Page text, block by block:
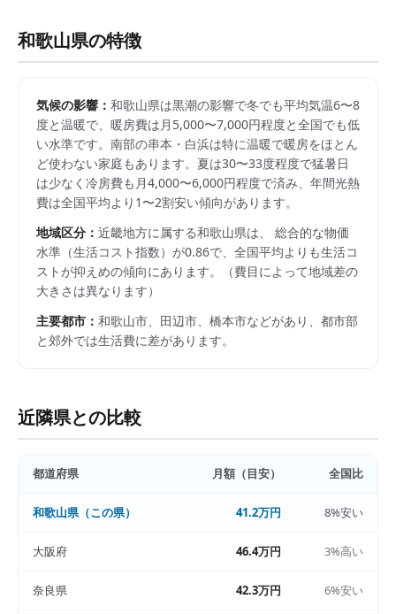
和歌山県の特徴
気候の影響： 和歌山県は黒潮の影響で冬でも平均気温6〜8
度と温暖で、暖房費は月5,000〜7,000円程度と全国でも低
い水準です。南部の串本・白浜は特に温暖で暖房をほとん
ど使わない家庭もあります。夏は30〜33度程度で猛暑日
は少なく冷房費も月4,000〜6,000円程度で済み、年間光熱
費は全国平均より1〜2割安い傾向があります。
地域区分： 近畿地方に属する和歌山県は、 総合的な物価
水準（生活コスト指数）が0.86で、 全国平均よりも生活コ
ストが抑えめの傾向にあります。
（費目によって地域差の
大きさは異なります）
主要都市： 和歌山市、田辺市、橋本市などがあり、都市部
と郊外では生活費に差があります。
近隣県との比較
都道府県 月額（目安） 全国比
和歌山県（この県） 41.2万円 8%安い
大阪府 46.4万円 3%高い
奈良県 42.3万円 6%安い